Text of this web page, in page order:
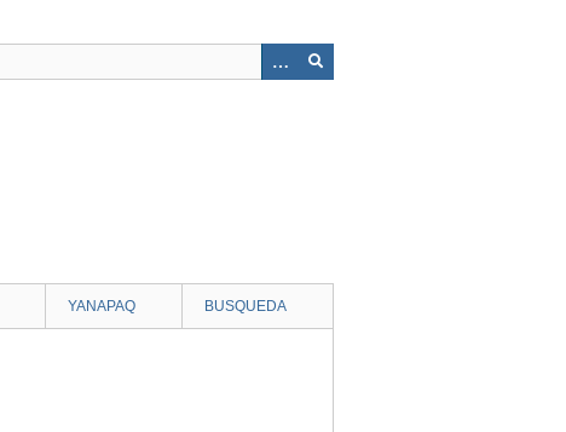
YANAPAQ BUSQUEDA